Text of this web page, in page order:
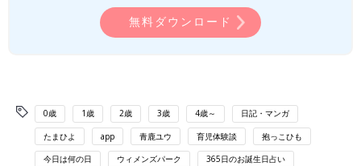
無料ダウンロード
0歳 1歳 2歳 3歳 4歳～ 日記・マンガ
たまひよ app 青鹿ユウ 育児体験談 抱っこひも
今日は何の日 ウィメンズパーク 365日のお誕生日占い